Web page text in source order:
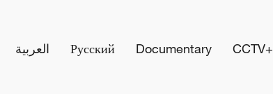
العربية Русский Documentary CCTV+